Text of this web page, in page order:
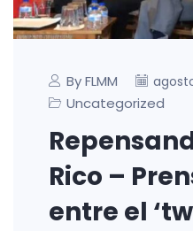
By FLMM
Uncategorized
Rico –
entre el